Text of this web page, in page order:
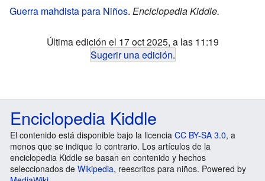
Guerra mahdista para Niños. Enciclopedia Kiddle.
Última edición el 17 oct 2025, a las 11:19
Sugerir una edición.
Enciclopedia Kiddle
El contenido está disponible bajo la licencia CC BY-SA 3.0, a
menos que se indique lo contrario. Los artículos de la
enciclopedia Kiddle se basan en contenido y hechos
seleccionados de Wikipedia, reescritos para niños. Powered by